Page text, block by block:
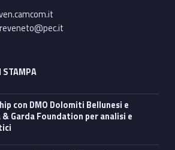
STAMPA
Garda Foundation per analisi e